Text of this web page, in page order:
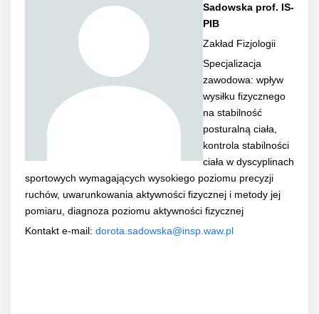
Sadowska prof. IS-
PIB
Zakład Fizjologii
Specjalizacja
zawodowa: wpływ
wysiłku fizycznego
na stabilność
posturalną ciała,
kontrola stabilności
ciała w dyscyplinach
sportowych wymagających wysokiego poziomu precyzji
ruchów, uwarunkowania aktywności fizycznej i metody jej
pomiaru, diagnoza poziomu aktywności fizycznej
Kontakt e-mail: dorota.sadowska@insp.waw.pl